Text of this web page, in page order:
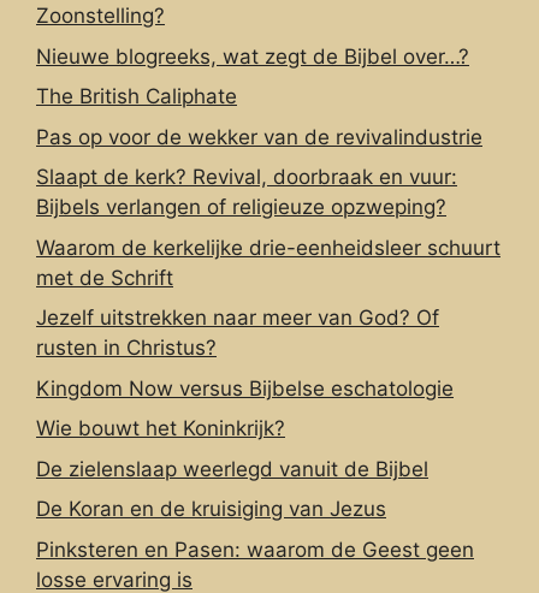
Zoonstelling?
Nieuwe blogreeks, wat zegt de Bijbel over…?
The British Caliphate
Pas op voor de wekker van de revivalindustrie
Slaapt de kerk? Revival, doorbraak en vuur:
Bijbels verlangen of religieuze opzweping?
Waarom de kerkelijke drie-eenheidsleer schuurt
met de Schrift
Jezelf uitstrekken naar meer van God? Of
rusten in Christus?
Kingdom Now versus Bijbelse eschatologie
Wie bouwt het Koninkrijk?
De zielenslaap weerlegd vanuit de Bijbel
De Koran en de kruisiging van Jezus
Pinksteren en Pasen: waarom de Geest geen
losse ervaring is